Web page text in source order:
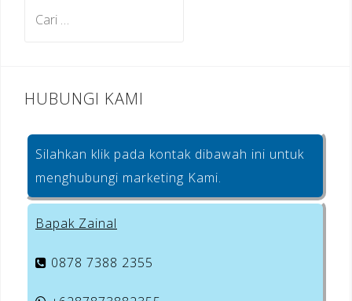
o
HUBUNGI KAMI
Silahkan klik pada kontak dibawah ini untuk
menghubungi marketing Kami.
Bapak Zainal
0878 7388 2355